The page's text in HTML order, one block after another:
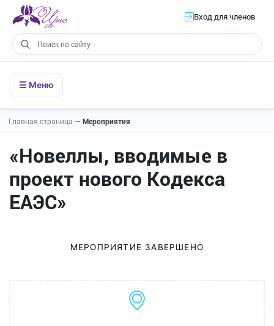
Вход для членов
☰ Меню
Главная страница — Мероприятия
«Новеллы, вводимые в
проект нового Кодекса
ЕАЭС»
МЕРОПРИЯТИЕ ЗАВЕРШЕНО